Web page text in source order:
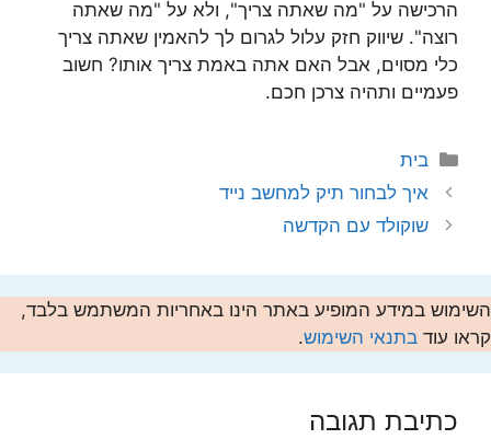
הרכישה על "מה שאתה צריך", ולא על "מה שאתה
רוצה". שיווק חזק עלול לגרום לך להאמין שאתה צריך
כלי מסוים, אבל האם אתה באמת צריך אותו? חשוב
פעמיים ותהיה צרכן חכם.
קטגוריות
בית
איך לבחור תיק למחשב נייד
שוקולד עם הקדשה
השימוש במידע המופיע באתר הינו באחריות המשתמש בלבד,
קראו עוד בתנאי השימוש.
כתיבת תגובה